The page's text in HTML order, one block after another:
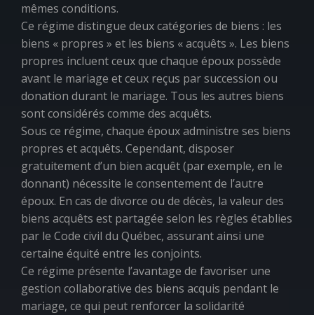
mêmes conditions.
Ce régime distingue deux catégories de biens : les
biens « propres » et les biens « acquêts ». Les biens
propres incluent ceux que chaque époux possède
avant le mariage et ceux reçus par succession ou
donation durant le mariage. Tous les autres biens
sont considérés comme des acquêts.
Sous ce régime, chaque époux administre ses biens
propres et acquêts. Cependant, disposer
gratuitement d’un bien acquêt (par exemple, en le
donnant) nécessite le consentement de l’autre
époux. En cas de divorce ou de décès, la valeur des
biens acquêts est partagée selon les règles établies
par le Code civil du Québec, assurant ainsi une
certaine équité entre les conjoints.
Ce régime présente l’avantage de favoriser une
gestion collaborative des biens acquis pendant le
mariage, ce qui peut renforcer la solidarité